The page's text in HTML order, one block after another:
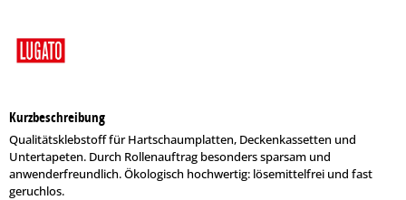
Kurzbeschreibung
Qualitätsklebstoff für Hartschaumplatten, Deckenkassetten und
Untertapeten. Durch Rollenauftrag besonders sparsam und
anwenderfreundlich. Ökologisch hochwertig: lösemittelfrei und fast
geruchlos.